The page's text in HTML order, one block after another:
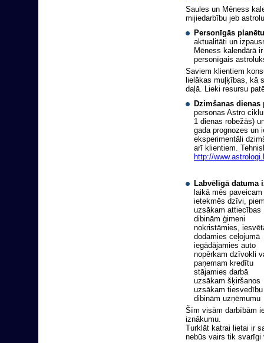
Saules un Mēness
mijiedarbību jeb
Personīgās
aktualitāti un
Mēness kalendārā
personīgais
Saviem klientiem
lielākas muļķības, kā
daļā. Lieki resursu
Dzimšanas
personas Astro
1 dienas robežās)
gada prognozes un
eksperimentāli
arī klientiem.
http://
Labvēlīgā datuma
laikā mēs
ietekmēs dzīvi,
uzsākam attiecības
dibinām ģimeni
nokristāmies,
dodamies ceļojumā
iegādājamies auto
nopērkam dzīvokli
paņemam kredītu
stājamies darbā
uzsākam šķiršanos
uzsākam tiesvedību
dibinām uzņēmumu
Šīm visām darbībām
iznākumu.
Turklāt katrai lietai ir
nebūs vairs tik svarīgi